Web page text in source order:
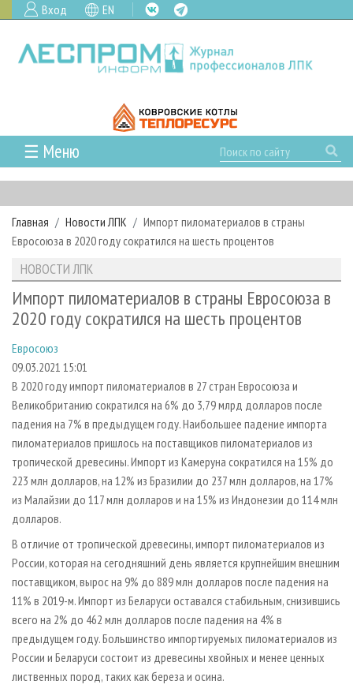
Вход EN
☰ Меню
ГЛАВНАЯ
РУБРИКИ И ТЕМЫ
РУБРИКИ ЖУРНАЛА
ЛЕСОЗАГОТОВКА
ЛЕСОПИЛЕНИЕ
СУШКА ДРЕВЕСИНЫ
ПРОИЗВОДСТВО ДРЕВЕСНЫХ ПЛИТ
ДЕРЕВЯННОЕ ДОМОСТРОЕНИЕ
ПРОИЗВОДСТВО МЕБЕЛИ
БИОЭНЕРГЕТИКА
ЦБП
ИНСТРУМЕНТ И МАТЕРИАЛЫ
НОВОСТИ
НОВОСТИ ЛПК
НОВОСТИ ЖУРНАЛА
ПРОЕКТЫ ЛПИ
АНАЛИТИКА
ПРЕДПРИЯТИЯ ЛПК
ПЕРСОНЫ
МОБИЛЬНЫЕ ВЫСТАВКИ
ОФИЦИАЛЬНЫЕ ДЕЛЕГАЦИИ
ПРИОРИТЕТНЫЕ ИНВЕСТПРОЕКТЫ
RUSSIAN FORESTRY REVIEW
ГАЗЕТА ЛЕСПРОМФОРУМ
БИБЛИОТЕКА СПЕЦИАЛИСТА
АРХИВ ЖУРНАЛОВ
О ЖУРНАЛЕ
КОНТАКТЫ
РЕКЛАМОДАТЕЛЯМ
РЕКЛАМА
РЕКЛАМА НА САЙТЕ
Главная Новости ЛПК
Импорт пиломатериалов в страны
Евросоюза в 2020 году сократился на шесть процентов
НОВОСТИ ЛПК
Импорт пиломатериалов в страны Евросоюза в
2020 году сократился на шесть процентов
Евросоюз
09.03.2021 15:01
В 2020 году импорт пиломатериалов в 27 стран Евросоюза и
Великобританию сократился на 6% до 3,79 млрд долларов после
падения на 7% в предыдущем году. Наибольшее падение импорта
пиломатериалов пришлось на поставщиков пиломатериалов из
тропической древесины. Импорт из Камеруна сократился на 15% до
223 млн долларов, на 12% из Бразилии до 237 млн долларов, на 17%
из Малайзии до 117 млн долларов и на 15% из Индонезии до 114 млн
долларов.
В отличие от тропической древесины, импорт пиломатериалов из
России, которая на сегодняшний день является крупнейшим внешним
поставщиком, вырос на 9% до 889 млн долларов после падения на
11% в 2019-м. Импорт из Беларуси оставался стабильным, снизившись
всего на 2% до 462 млн долларов после падения на 4% в
предыдущем году. Большинство импортируемых пиломатериалов из
России и Беларуси состоит из древесины хвойных и менее ценных
лиственных пород, таких как береза и осина.